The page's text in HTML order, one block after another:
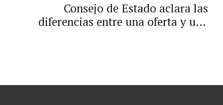
Consejo de Estado aclara las
diferencias entre una oferta y una